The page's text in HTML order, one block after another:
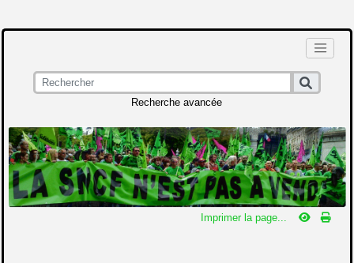
Recherche avancée
Imprimer la page...